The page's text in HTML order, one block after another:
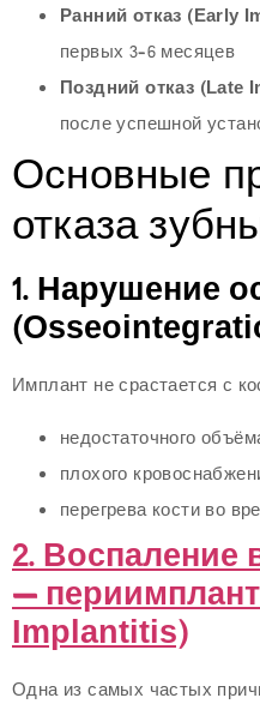
Ранний отказ (Early
первых 3–6 месяцев
Поздний отказ (Late
после успешной
Основные
отказа
1. Нарушение
Имплант не срастается с
недостаточного
плохого
перегрева кости во
2. Воспаление
—
Implantitis)
Одна из самых частых